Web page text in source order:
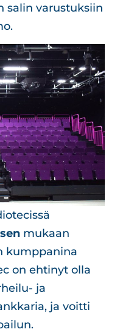
salin varustuksiin
mukaan
kumppanina
on ehtinyt olla
ja
ja voitti